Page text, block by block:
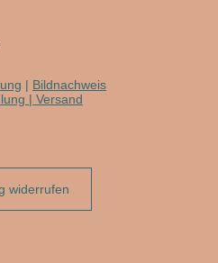
| Bildnachweis
| Versand
widerrufen